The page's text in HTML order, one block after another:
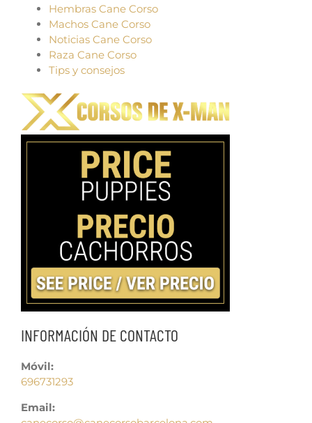
Hembras Cane Corso
Machos Cane Corso
Noticias Cane Corso
Raza Cane Corso
Tips y consejos
INFORMACIÓN DE CONTACTO
Móvil:
696731293
Email: